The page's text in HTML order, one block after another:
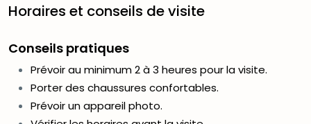
Horaires et conseils de visite
Conseils pratiques
Prévoir au minimum 2 à 3 heures pour la visite.
Porter des chaussures confortables.
Prévoir un appareil photo.